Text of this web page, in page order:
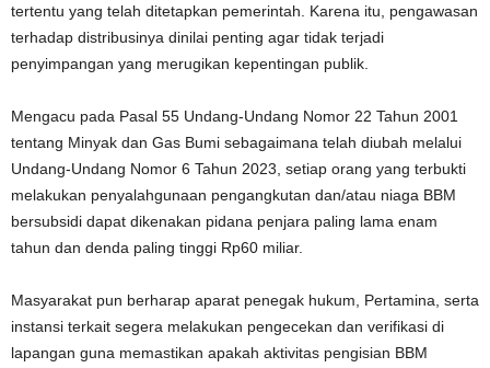
tertentu yang telah ditetapkan pemerintah. Karena itu, pengawasan
terhadap distribusinya dinilai penting agar tidak terjadi
penyimpangan yang merugikan kepentingan publik.
Mengacu pada Pasal 55 Undang-Undang Nomor 22 Tahun 2001
tentang Minyak dan Gas Bumi sebagaimana telah diubah melalui
Undang-Undang Nomor 6 Tahun 2023, setiap orang yang terbukti
melakukan penyalahgunaan pengangkutan dan/atau niaga BBM
bersubsidi dapat dikenakan pidana penjara paling lama enam
tahun dan denda paling tinggi Rp60 miliar.
Masyarakat pun berharap aparat penegak hukum, Pertamina, serta
instansi terkait segera melakukan pengecekan dan verifikasi di
lapangan guna memastikan apakah aktivitas pengisian BBM